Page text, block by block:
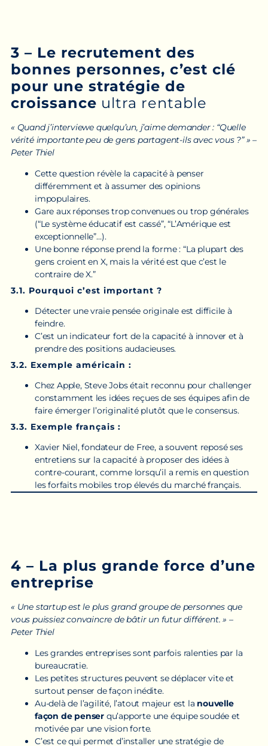
3 – Le recrutement des
bonnes personnes, c’est clé
pour une stratégie de
croissance ultra rentable
« Quand j’interviewe quelqu’un, j’aime demander : “Quelle
vérité importante peu de gens partagent-ils avec vous ?” » –
Peter Thiel
Cette question révèle la capacité à penser
différemment et à assumer des opinions
impopulaires.
Gare aux réponses trop convenues ou trop générales
(“Le système éducatif est cassé”, “L’Amérique est
exceptionnelle”…).
Une bonne réponse prend la forme : “La plupart des
gens croient en X, mais la vérité est que c’est le
contraire de X.”
3.1. Pourquoi c’est important ?
Détecter une vraie pensée originale est difficile à
feindre.
C’est un indicateur fort de la capacité à innover et à
prendre des positions audacieuses.
3.2. Exemple américain :
Chez Apple, Steve Jobs était reconnu pour challenger
constamment les idées reçues de ses équipes afin de
faire émerger l’originalité plutôt que le consensus.
3.3. Exemple français :
Xavier Niel, fondateur de Free, a souvent reposé ses
entretiens sur la capacité à proposer des idées à
contre-courant, comme lorsqu’il a remis en question
les forfaits mobiles trop élevés du marché français.
4 – La plus grande force d’une
entreprise
« Une startup est le plus grand groupe de personnes que
vous puissiez convaincre de bâtir un futur différent. » –
Peter Thiel
Les grandes entreprises sont parfois ralenties par la
bureaucratie.
Les petites structures peuvent se déplacer vite et
surtout penser de façon inédite.
Au-delà de l’agilité, l’atout majeur est la nouvelle
façon de penserqu’apporte une équipe soudée et
motivée par une vision forte.
C’est ce qui permet d’installer une stratégie de